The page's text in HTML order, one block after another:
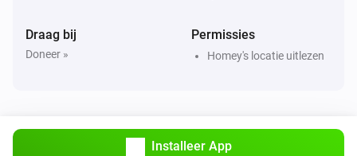
Draag bij
Doneer »
Permissies
Homey's locatie uitlezen
Installeer App